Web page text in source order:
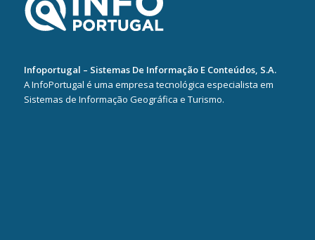
Infoportugal – Sistemas De Informação E Conteúdos, S.A.
A InfoPortugal é uma empresa tecnológica especialista em
Sistemas de Informação Geográfica e Turismo.